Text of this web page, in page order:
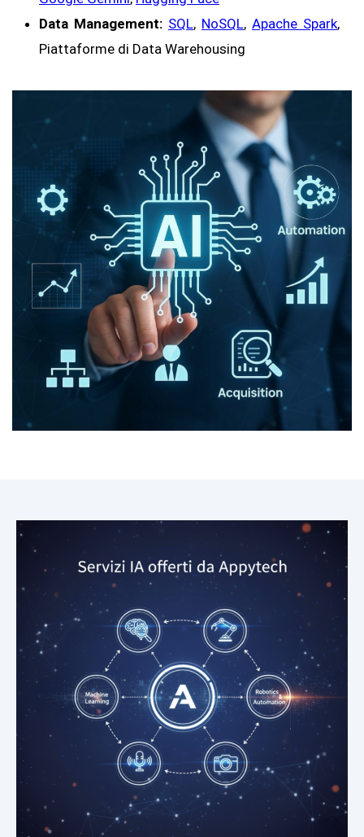
Data Management: SQL, NoSQL, Apache Spark,
Piattaforme di Data Warehousing